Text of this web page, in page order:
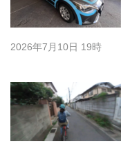
2026年7月10日 19時